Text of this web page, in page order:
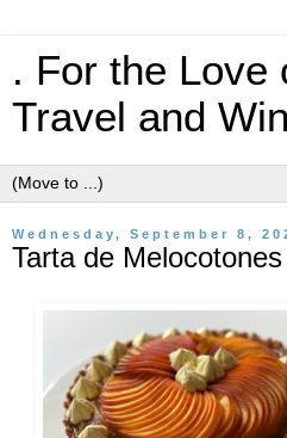
. For the Love
Travel and
Wednesday, September 8,
Tarta de Melocotones